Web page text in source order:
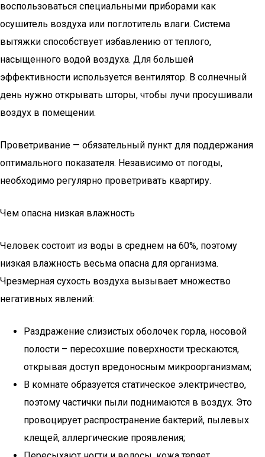
воспользоваться специальными приборами как
осушитель воздуха или поглотитель влаги. Система
вытяжки способствует избавлению от теплого,
насыщенного водой воздуха. Для большей
эффективности используется вентилятор. В солнечный
день нужно открывать шторы, чтобы лучи просушивали
воздух в помещении.
Проветривание — обязательный пункт для поддержания
оптимального показателя. Независимо от погоды,
необходимо регулярно проветривать квартиру.
Чем опасна низкая влажность
Человек состоит из воды в среднем на 60%, поэтому
низкая влажность весьма опасна для организма.
Чрезмерная сухость воздуха вызывает множество
негативных явлений:
Раздражение слизистых оболочек горла, носовой
полости – пересохшие поверхности трескаются,
открывая доступ вредоносным микроорганизмам;
В комнате образуется статическое электричество,
поэтому частички пыли поднимаются в воздух. Это
провоцирует распространение бактерий, пылевых
клещей, аллергические проявления;